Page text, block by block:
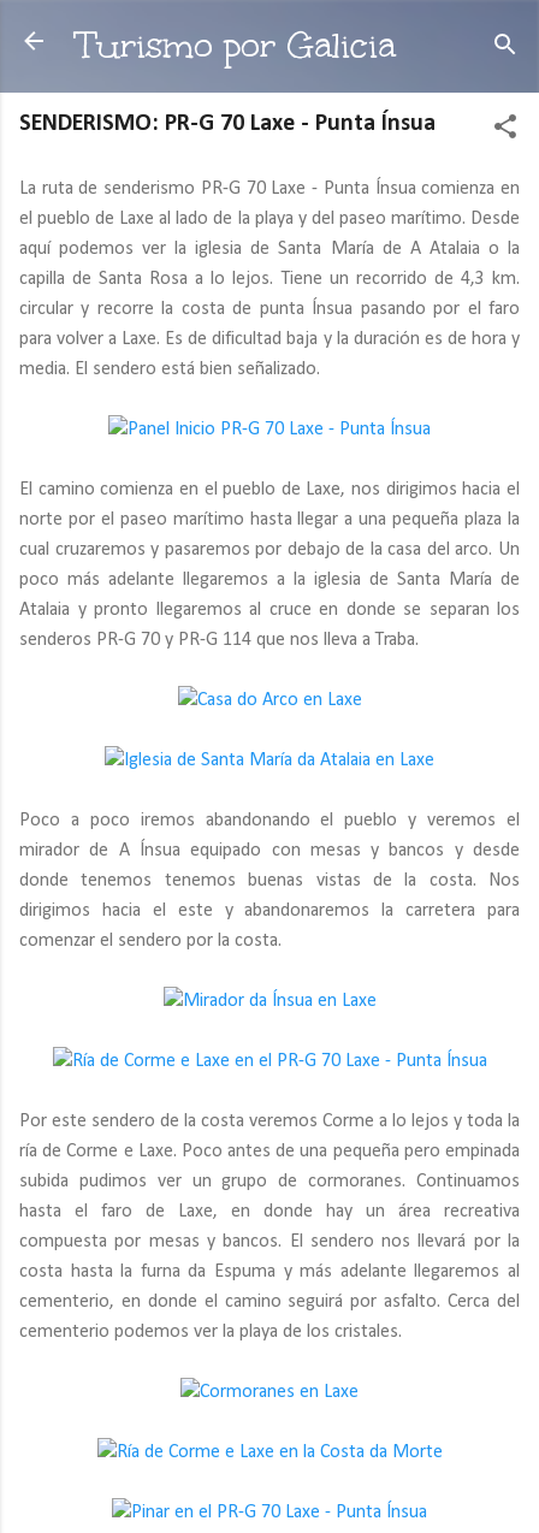
Ir al contenido principal
Turismo por Galicia
SENDERISMO: PR-G 70 Laxe - Punta Ínsua
La ruta de senderismo PR-G 70 Laxe - Punta Ínsua comienza en
el pueblo de Laxe al lado de la playa y del paseo marítimo. Desde
aquí podemos ver la iglesia de Santa María de A Atalaia o la
capilla de Santa Rosa a lo lejos. Tiene un recorrido de 4,3 km.
circular y recorre la costa de punta Ínsua pasando por el faro
para volver a Laxe. Es de dificultad baja y la duración es de hora y
media. El sendero está bien señalizado.
El camino comienza en el pueblo de Laxe, nos dirigimos hacia el
norte por el paseo marítimo hasta llegar a una pequeña plaza la
cual cruzaremos y pasaremos por debajo de la casa del arco. Un
poco más adelante llegaremos a la iglesia de Santa María de
Atalaia y pronto llegaremos al cruce en donde se separan los
senderos PR-G 70 y PR-G 114 que nos lleva a Traba.
Poco a poco iremos abandonando el pueblo y veremos el
mirador de A Ínsua equipado con mesas y bancos y desde
donde tenemos tenemos buenas vistas de la costa. Nos
dirigimos hacia el este y abandonaremos la carretera para
comenzar el sendero por la costa.
Por este sendero de la costa veremos Corme a lo lejos y toda la
ría de Corme e Laxe. Poco antes de una pequeña pero empinada
subida pudimos ver un grupo de cormoranes. Continuamos
hasta el faro de Laxe, en donde hay un área recreativa
compuesta por mesas y bancos. El sendero nos llevará por la
costa hasta la furna da Espuma y más adelante llegaremos al
cementerio, en donde el camino seguirá por asfalto. Cerca del
cementerio podemos ver la playa de los cristales.